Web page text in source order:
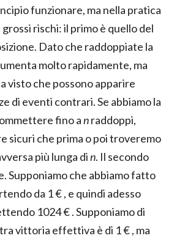
funzionare, ma nella pratica
grossi rischi: il primo è quello del
Dato che raddoppiate la
molto rapidamente, ma
visto che possono apparire
di eventi contrari. Se abbiamo la
fino anraddoppi,
sicuri che prima o poi troveremo
più lunga din. Il secondo
Supponiamo che abbiamo fatto
da 1 € , e quindi adesso
1024 € . Supponiamo di
vittoria effettiva è di 1 € , ma